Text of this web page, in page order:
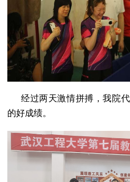
经过两天激情拼搏，我院
的好成绩。